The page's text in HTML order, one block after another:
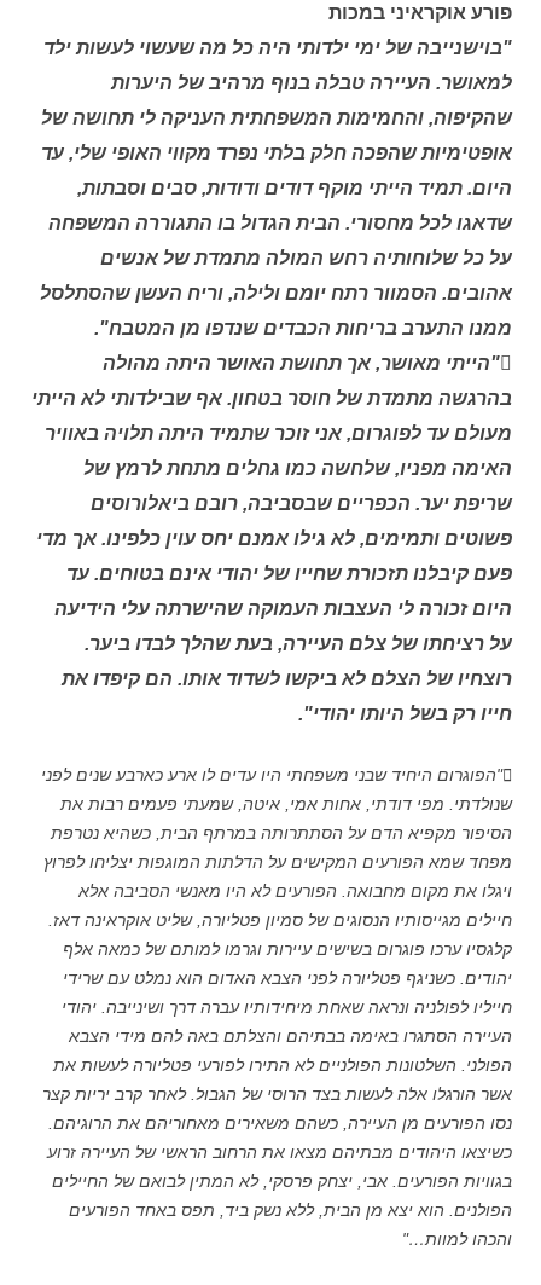
פורע אוקראיני במכות
"בוישנייבה של ימי ילדותי היה כל מה שעשוי לעשות ילד
למאושר. העיירה טבלה בנוף מרהיב של היערות
שהקיפוה, והחמימות המשפחתית העניקה לי תחושה של
אופטימיות שהפכה חלק בלתי נפרד מקווי האופי שלי, עד
היום. תמיד הייתי מוקף דודים ודודות, סבים וסבתות,
שדאגו לכל מחסורי. הבית הגדול בו התגוררה המשפחה
על כל שלוחותיה רחש המולה מתמדת של אנשים
אהובים. הסמוור רתח יומם ולילה, וריח העשן שהסתלסל
ממנו התערב בריחות הכבדים שנדפו מן המטבח".
"הייתי מאושר, אך תחושת האושר היתה מהולה
בהרגשה מתמדת של חוסר בטחון. אף שבילדותי לא הייתי
מעולם עד לפוגרום, אני זוכר שתמיד היתה תלויה באוויר
האימה מפניו, שלחשה כמו גחלים מתחת לרמץ של
שריפת יער. הכפריים שבסביבה, רובם ביאלורוסים
פשוטים ותמימים, לא גילו אמנם יחס עוין כלפינו. אך מדי
פעם קיבלנו תזכורת שחייו של יהודי אינם בטוחים. עד
היום זכורה לי העצבות העמוקה שהישרתה עלי הידיעה
על רציחתו של צלם העיירה, בעת שהלך לבדו ביער.
רוצחיו של הצלם לא ביקשו לשדוד אותו. הם קיפדו את
חייו רק בשל היותו יהודי".
"הפוגרום היחיד שבני משפחתי היו עדים לו ארע כארבע שנים לפני
שנולדתי. מפי דודתי, אחות אמי, איטה, שמעתי פעמים רבות את
הסיפור מקפיא הדם על הסתתרותה במרתף הבית, כשהיא נטרפת
מפחד שמא הפורעים המקישים על הדלתות המוגפות יצליחו לפרוץ
ויגלו את מקום מחבואה. הפורעים לא היו מאנשי הסביבה אלא
חיילים מגייסותיו הנסוגים של סמיון פטליורה, שליט אוקראינה דאז.
קלגסיו ערכו פוגרום בשישים עיירות וגרמו למותם של כמאה אלף
יהודים. כשניגף פטליורה לפני הצבא האדום הוא נמלט עם שרידי
חייליו לפולניה ונראה שאחת מיחידותיו עברה דרך ושינייבה. יהודי
העיירה הסתגרו באימה בבתיהם והצלתם באה להם מידי הצבא
הפולני. השלטונות הפולניים לא התירו לפורעי פטליורה לעשות את
אשר הורגלו אלה לעשות בצד הרוסי של הגבול. לאחר קרב יריות קצר
נסו הפורעים מן העיירה, כשהם משאירים מאחוריהם את הרוגיהם.
כשיצאו היהודים מבתיהם מצאו את הרחוב הראשי של העיירה זרוע
בגוויות הפורעים. אבי, יצחק פרסקי, לא המתין לבואם של החיילים
הפולנים. הוא יצא מן הבית, ללא נשק ביד, תפס באחד הפורעים
והכהו למוות…"